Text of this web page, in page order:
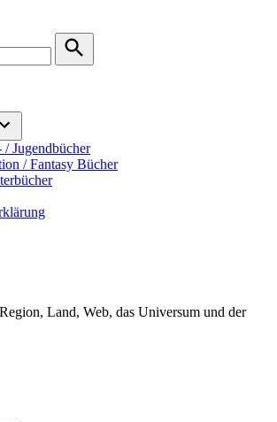
Search
Jugendbücher
/ Fantasy Bücher
Land, Web, das Universum und der